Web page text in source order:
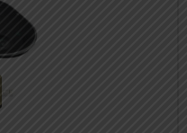
สอบถามและสั่งซื้อสินค้า